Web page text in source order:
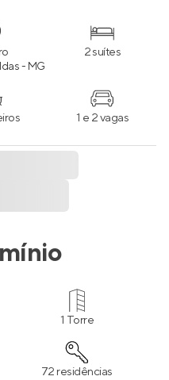
- MG
2 suítes
1 e 2 vagas
1 Torre
72 residências